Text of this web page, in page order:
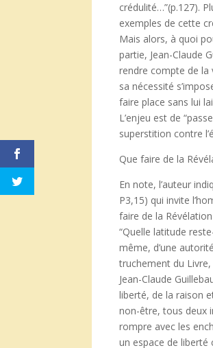
crédulité…”(p.127).
exemples de cette
Mais alors, à quoi
partie, Jean-Claude
rendre compte de la
sa nécessité
faire place sans lui
L’enjeu est de
superstition contre
Que faire de la
En note, l’auteur
P3,15) qui invite
faire de la
“Quelle latitude
même, d’une
truchement du Livre,
Jean-Claude
liberté, de la raison
non-être, tous deux
rompre avec les
un espace de liberté